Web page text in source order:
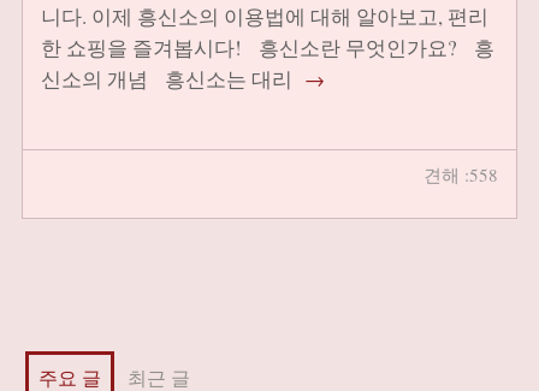
니다. 이제 흥신소의 이용법에 대해 알아보고, 편리
한 쇼핑을 즐겨봅시다! 흥신소란 무엇인가요? 흥
신소의 개념 흥신소는 대리 →
견해 :558
주요 글 최근 글